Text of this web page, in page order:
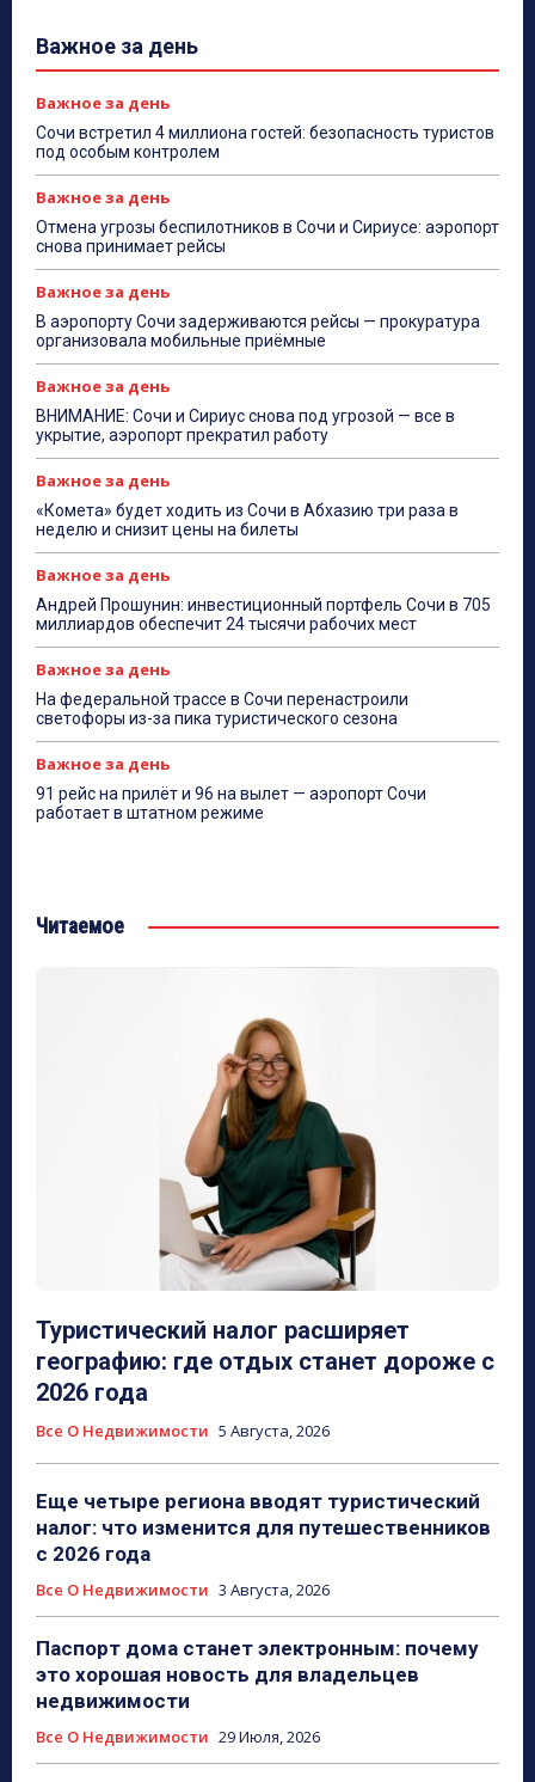
Важное за день
Важное за день
Сочи встретил 4 миллиона гостей: безопасность туристов
под особым контролем
Важное за день
Отмена угрозы беспилотников в Сочи и Сириусе: аэропорт
снова принимает рейсы
Важное за день
В аэропорту Сочи задерживаются рейсы — прокуратура
организовала мобильные приёмные
Важное за день
ВНИМАНИЕ: Сочи и Сириус снова под угрозой — все в
укрытие, аэропорт прекратил работу
Важное за день
«Комета» будет ходить из Сочи в Абхазию три раза в
неделю и снизит цены на билеты
Важное за день
Андрей Прошунин: инвестиционный портфель Сочи в 705
миллиардов обеспечит 24 тысячи рабочих мест
Важное за день
На федеральной трассе в Сочи перенастроили
светофоры из-за пика туристического сезона
Важное за день
91 рейс на прилёт и 96 на вылет — аэропорт Сочи
работает в штатном режиме
Читаемое
Туристический налог расширяет
географию: где отдых станет дороже с
2026 года
Все О Недвижимости 5 Августа, 2026
Еще четыре региона вводят туристический
налог: что изменится для путешественников
с 2026 года
Все О Недвижимости 3 Августа, 2026
Паспорт дома станет электронным: почему
это хорошая новость для владельцев
недвижимости
Все О Недвижимости 29 Июля, 2026